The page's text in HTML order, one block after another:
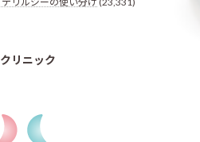
リニック